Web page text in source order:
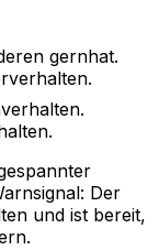
gernhat.
Der
und ist bereit,